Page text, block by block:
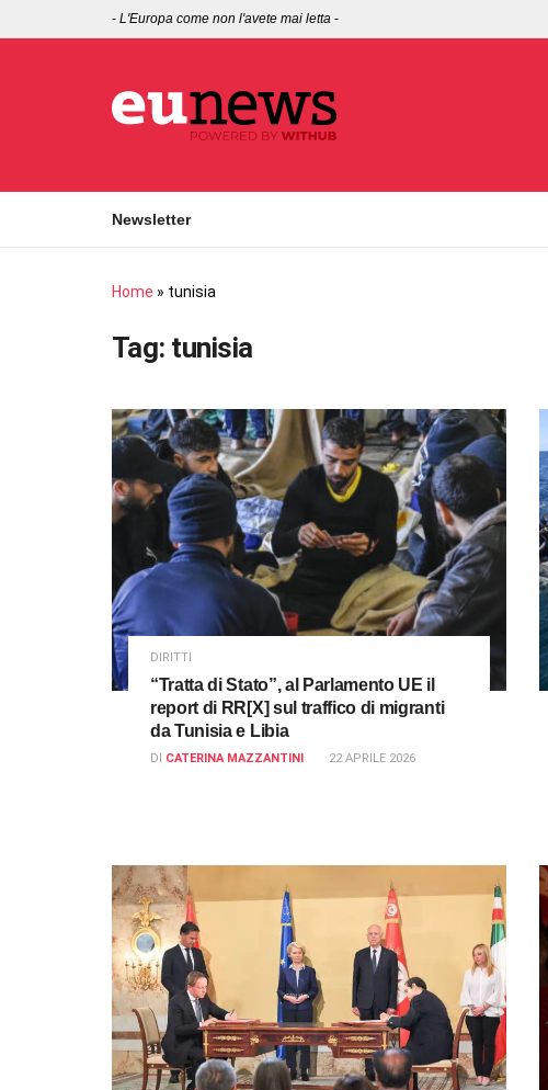
- L'Europa come non l'avete mai letta -
Newsletter
Home » tunisia
Tag: tunisia
DIRITTI
“Tratta di Stato”, al Parlamento UE il
report di RR[X] sul traffico di migranti
da Tunisia e Libia
DI CATERINA MAZZANTINI 22 APRILE 2026